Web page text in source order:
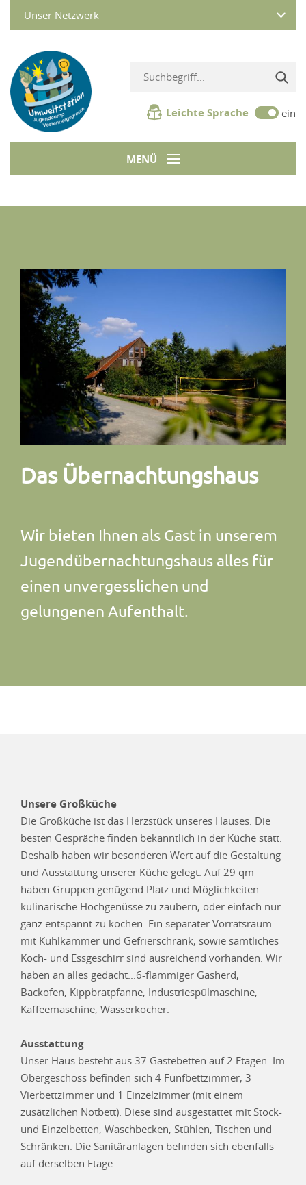
Unser Netzwerk
Leichte Sprache ein
MENÜ
Das Übernachtungshaus
Wir bieten Ihnen als Gast in unserem
Jugendübernachtungshaus alles für
einen unvergesslichen und
gelungenen Aufenthalt.
Unsere Großküche
Die Großküche ist das Herzstück unseres Hauses. Die
besten Gespräche finden bekanntlich in der Küche statt.
Deshalb haben wir besonderen Wert auf die Gestaltung
und Ausstattung unserer Küche gelegt. Auf 29 qm
haben Gruppen genügend Platz und Möglichkeiten
kulinarische Hochgenüsse zu zaubern, oder einfach nur
ganz entspannt zu kochen. Ein separater Vorratsraum
mit Kühlkammer und Gefrierschrank, sowie sämtliches
Koch- und Essgeschirr sind ausreichend vorhanden. Wir
haben an alles gedacht...6-flammiger Gasherd,
Backofen, Kippbratpfanne, Industriespülmaschine,
Kaffeemaschine, Wasserkocher.
Ausstattung
Unser Haus besteht aus 37 Gästebetten auf 2 Etagen. Im
Obergeschoss befinden sich 4 Fünfbettzimmer, 3
Vierbettzimmer und 1 Einzelzimmer (mit einem
zusätzlichen Notbett). Diese sind ausgestattet mit Stock-
und Einzelbetten, Waschbecken, Stühlen, Tischen und
Schränken. Die Sanitäranlagen befinden sich ebenfalls
auf derselben Etage.